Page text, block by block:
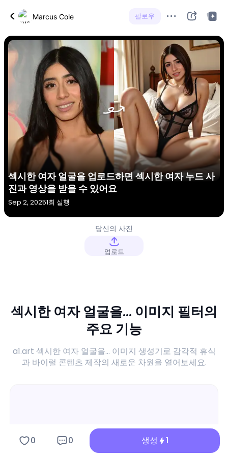
Marcus Cole 팔로우
섹시한 여자 얼굴을 업로드하면 섹시한 여자 누드 사
진과 영상을 받을 수 있어요
Sep 2, 20251회 실행
당신의 사진
업로드
섹시한 여자 얼굴을... 이미지 필터의
주요 기능
a1.art 섹시한 여자 얼굴을... 이미지 생성기로 감각적 휴식
과 바이럴 콘텐츠 제작의 새로운 차원을 열어보세요.
0 0 생성 1